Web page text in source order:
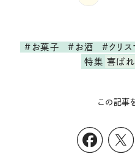
#お菓子 #お酒 #クリス
特集 喜ば
この記事